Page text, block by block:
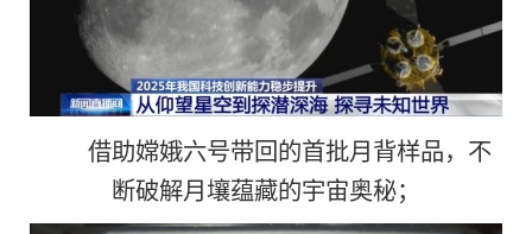
借助嫦娥六号带回的首批月背样品，不
断破解月壤蕴藏的宇宙奥秘；